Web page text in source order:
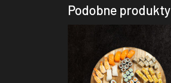
Podobne produkty